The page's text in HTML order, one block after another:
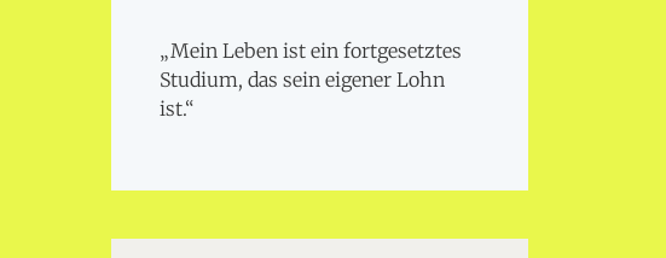
„Mein Leben ist ein fortgesetztes
Studium, das sein eigener Lohn
ist.“